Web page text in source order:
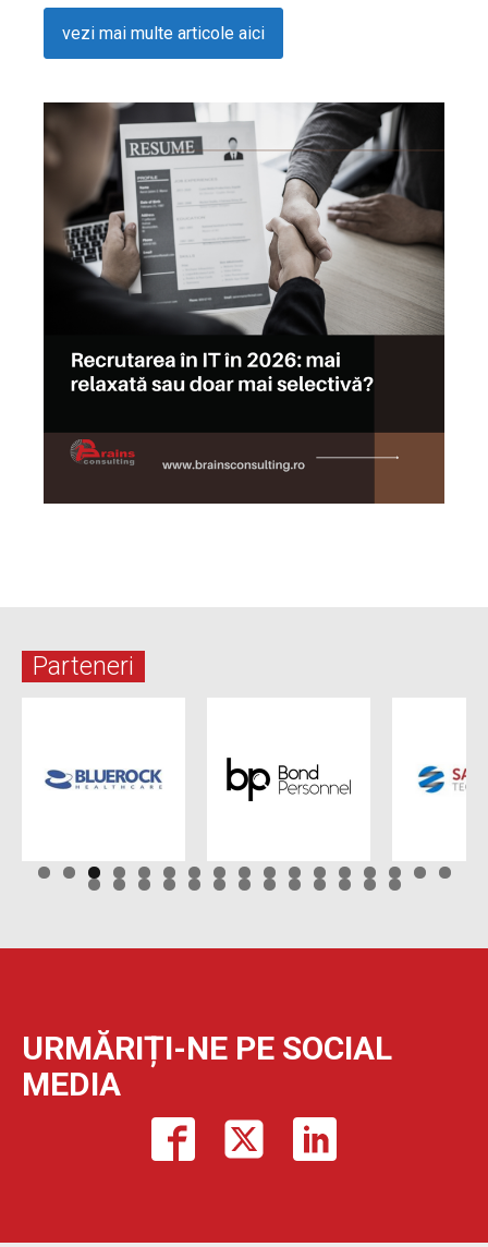
vezi mai multe articole aici
Parteneri
URMĂRIȚI-NE PE SOCIAL
MEDIA